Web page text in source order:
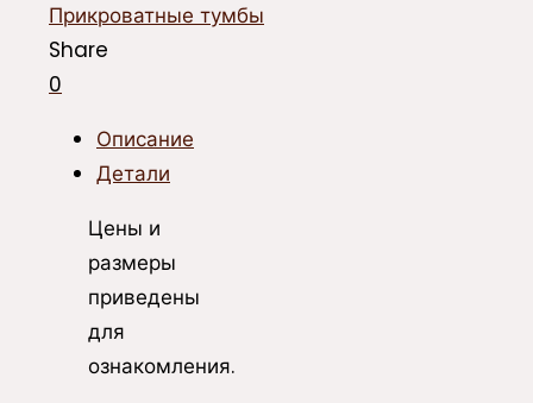
Прикроватные тумбы
Share
0
Описание
Детали
Цены и
размеры
приведены
для
ознакомления.